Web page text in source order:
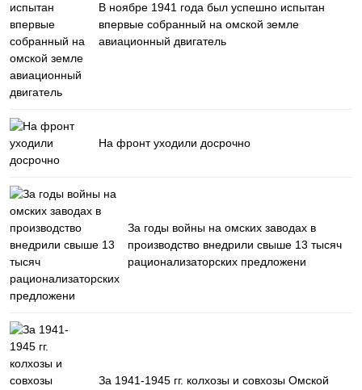
В ноябре 1941 года был успешно испытан
впервые собранный на омской земле
авиационный двигатель
На фронт уходили досрочно
За годы войны на омских заводах в
производство внедрили свыше 13 тысяч
рационализаторских предложени
За 1941-1945 гг. колхозы и совхозы Омской